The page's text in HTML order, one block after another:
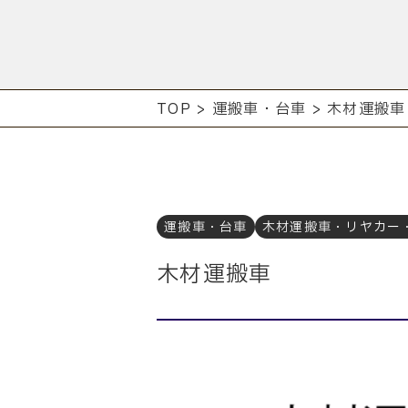
TOP > 運搬車・台車 >木材運搬車
運搬車・台車 木材運搬車・リヤカー
木材運搬車